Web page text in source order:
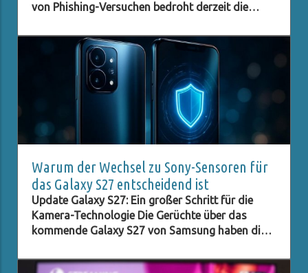
von Phishing-Versuchen bedroht derzeit die
offizielle Institutionen und versuchen, durch
gefälschte E-Mails an sensible Daten zu
gelangen. In diesem Fall wird ein angebliches
ChipTAN-Update als Aufhänger genutzt, um
unsuspecting Kunden auf eine gefälschte
Website zu locken. Diese Vorgehensweise ist
nicht neu, doch die perfiden Methoden der
Betrüger entwickeln sich ständig weiter, und es
ist entscheidend, über die neuesten
Entwicklungen informiert zu sein. Was ist die
ChipTAN-Methode? Die ChipTAN-Methode ist
eine gängige Sicherheitsmaßnahme, die beim
Online-Banking verwendet wird. Bei dieser
Methode werden Transaktionsnummern (TANs)
sind. Diese Methode ist sicher, solange die Daten
Warum der Wechsel zu Sony-Sensoren für
das Galaxy S27 entscheidend ist
Update Galaxy S27: Ein großer Schritt für die
Kamera-Technologie Die Gerüchte über das
kommende Galaxy S27 von Samsung haben die
Insbesondere die Entscheidungen bezüglich der